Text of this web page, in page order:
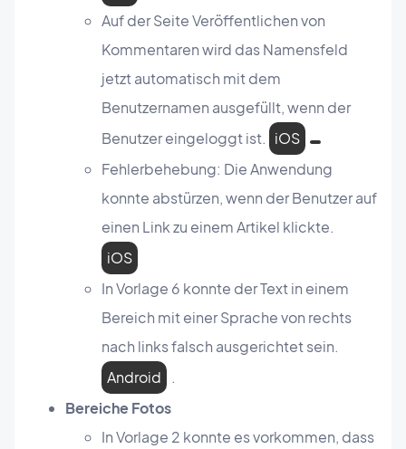
Auf der Seite Veröffentlichen von
Kommentaren wird das Namensfeld
jetzt automatisch mit dem
Benutzernamen ausgefüllt, wenn der
Benutzer eingeloggt ist. iOS
Fehlerbehebung: Die Anwendung
konnte abstürzen, wenn der Benutzer auf
einen Link zu einem Artikel klickte.
iOS
In Vorlage 6 konnte der Text in einem
Bereich mit einer Sprache von rechts
nach links falsch ausgerichtet sein.
Android
.
Bereiche Fotos
In Vorlage 2 konnte es vorkommen, dass